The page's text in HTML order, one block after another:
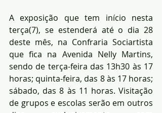
A exposição que tem início nesta
terça(7), se estenderá até o dia 28
deste mês, na Confraria Sociartista
que fica na Avenida Nelly Martins,
sendo de terça-feira das 13h30 às 17
horas; quinta-feira, das 8 às 17 horas;
sábado, das 8 às 11 horas. Visitação
de grupos e escolas serão em outros